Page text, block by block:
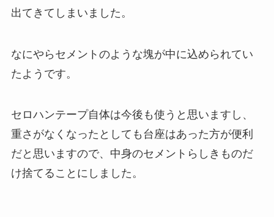
出てきてしまいました。
なにやらセメントのような塊が中に込められてい
たようです。
セロハンテープ自体は今後も使うと思いますし、
重さがなくなったとしても台座はあった方が便利
だと思いますので、中身のセメントらしきものだ
け捨てることにしました。